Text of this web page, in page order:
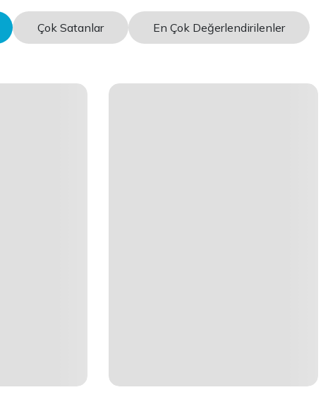
Çok Satanlar En Çok Değerlendirilenler